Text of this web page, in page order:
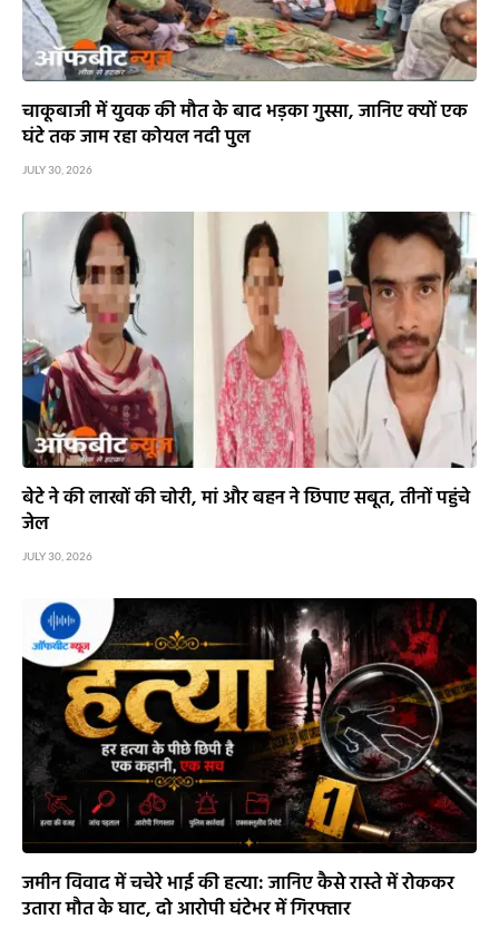
चाकूबाजी में युवक की मौत के बाद भड़का गुस्सा, जानिए क्यों एक
घंटे तक जाम रहा कोयल नदी पुल
JULY 30, 2026
बेटे ने की लाखों की चोरी, मां और बहन ने छिपाए सबूत, तीनों पहुंचे
जेल
JULY 30, 2026
जमीन विवाद में चचेरे भाई की हत्या: जानिए कैसे रास्ते में रोककर
उतारा मौत के घाट, दो आरोपी घंटेभर में गिरफ्तार